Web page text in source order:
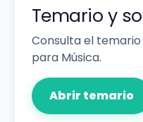
Temario y
Consulta el
para Música.
Abrir temario